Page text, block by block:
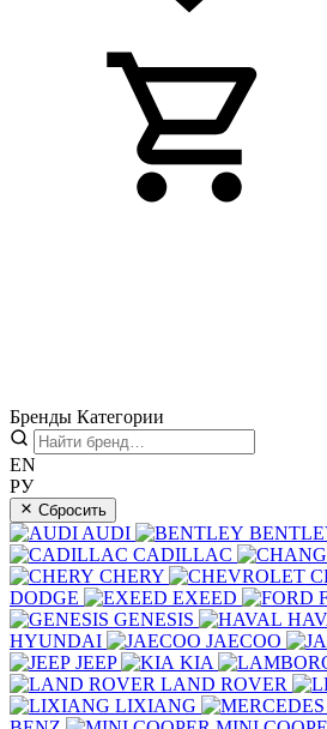
Бренды Категории
EN
РУ
Сбросить
AUDI
CADILLAC
CHERY
DODGE
EXEED
GENESIS
HYUNDAI
JAECOO
JEEP
KIA
LAND ROVER
LIXIANG